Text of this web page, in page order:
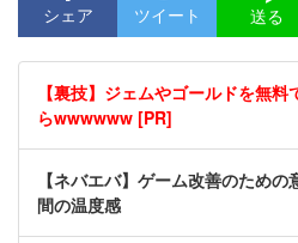
シェア ツイート 送る
【裏技】ジェムやゴールドを無
らwwwwww [PR]
【ネバエバ】ゲーム改善のため
間の温度感